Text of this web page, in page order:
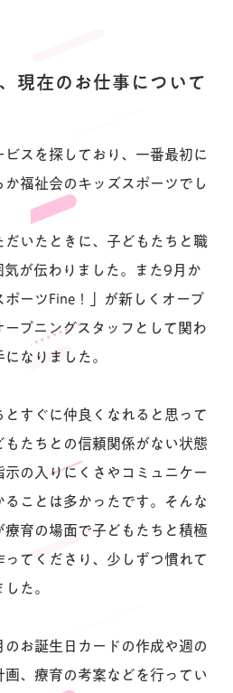
現在のお仕事について
スを探しており、一番最初に
福祉会のキッズスポーツでし
だいたときに、子どもたちと職
気が伝わりました。また9月か
ーツFine！」が新しくオープ
ープニングスタッフとして関わ
なりました。
とすぐに仲良くなれると思って
もたちとの信頼関係がない状態
の入りにくさやコミュニケー
ことは多かったです。そんな
療育の場面で子どもたちと積極
てくださり、少しずつ慣れて
た。
お誕生日カードの作成や週の
、療育の考案などを行ってい